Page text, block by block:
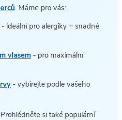
. Máme pro vás:
- ideální pro alergiky + snadné
vlasem - pro maximální
- vybírejte podle vašeho
Prohlédněte si také populární